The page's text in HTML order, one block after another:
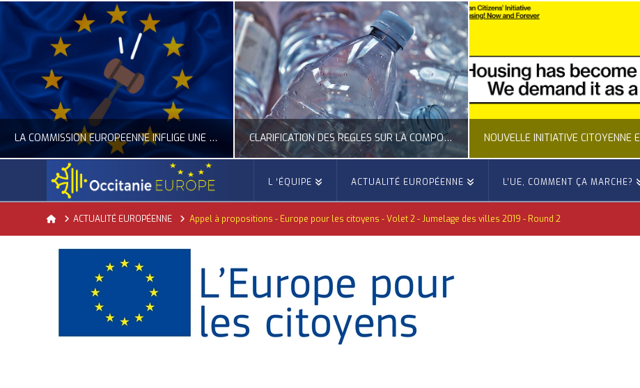
LA COMMISSION EUROPÉENNE INFLIGE UNE AMENDE RECORD À GOOGLE CLARIFICATION DES RÈGLES SUR LA COMPOSITION DES BOUTEILLES PLASTIQUES
ACTUALITÉ DE L'UNION EUROPÉENNE, ACTUALITÉ DE LA REPRÉSENTATION D’OCCITANIE EUROPE, ECONOMIE CIRCULAIRE, ÉNERGIE - ENVIRONNEMENT - CLIMAT
JUILLET 24, 2026
ACTUALITÉ DE L'UNION EUROPÉENNE, ACTUALITÉ DE LA REPRÉSENTATION D’OCCITANIE EUROPE, CITOYENNETÉ, LOGEMENT ACTION EXTÉRIEURE, ACTUALITÉ DE
L ‘ÉQUIPE ACTUALITÉ EUROPÉENNE L’UE, COMMENT ÇA MARCHE?
HomeACTUALITÉ EUROPÉENNE Appel à propositions - Europe pour les citoyens - Volet 2 - Jumelage des villes 2019 - Round 2